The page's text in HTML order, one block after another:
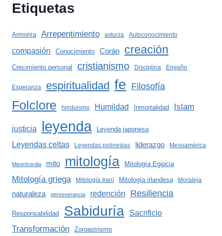
Etiquetas
Armonía Arrepentimiento astucia Autoconocimiento
compasión Conocimiento Corán creación
Crecimiento personal cristianismo Disciplina Engaño
Esperanza espiritualidad fe Filosofía
Folclore hinduismo Humildad Inmortalidad Islam
justicia leyenda Leyenda japonesa
Leyendas celtas Leyendas polinesias liderazgo Mesoamérica
Misericordia mito mitología Mitología Egipcia
Mitología griega Mitología Iraní Mitología irlandesa Moraleja
naturaleza perseverancia redención Resiliencia
Responsabilidad Sabiduría Sacrificio
Transformación Zoroastrismo